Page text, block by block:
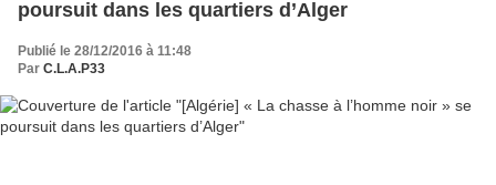
poursuit dans les quartiers d’Alger
Publié le 28/12/2016 à 11:48
Par C.L.A.P33